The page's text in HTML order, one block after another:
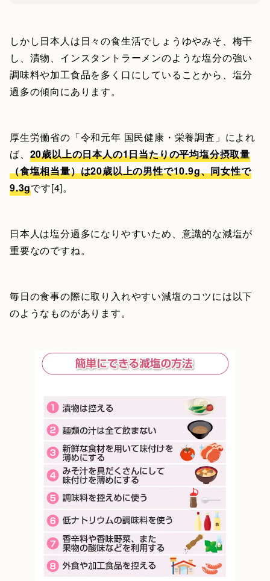
しかし日本人は日々の食生活でしょうゆやみそ、梅干
し、漬物、インスタントラーメンのような塩分の強い
調味料や加工食品を多く口にしていることから、塩分
過多の傾向にあります。
厚生労働省の「令和元年 国民健康・栄養調査」によれ
ば、 20歳以上の日本人の1日当たりの平均塩分摂取量
（食塩相当量）は20歳以上の男性で10.9g、同女性で
9.3gです[4]。
日本人は塩分過多になりやすいため、意識的な減塩が
重要なのですね。
毎日の食事の際に取り入れやすい減塩のコツには以下
のようなものがあります。